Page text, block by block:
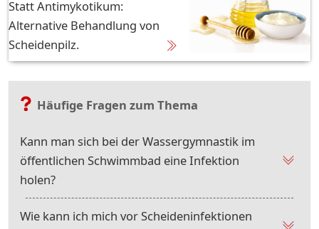
Statt Antimykotikum:
Alternative Behandlung von
Scheidenpilz.
Häufige Fragen zum Thema
Kann man sich bei der Wassergymnastik im
öffentlichen Schwimmbad eine Infektion
holen?
Wie kann ich mich vor Scheideninfektionen